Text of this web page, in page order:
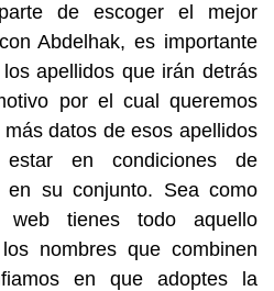
de escoger el mejor
Abdelhak, es importante
apellidos que irán detrás
por el cual queremos
datos de esos apellidos
en condiciones de
en su conjunto. Sea como
tienes todo aquello
nombres que combinen
en que adoptes la